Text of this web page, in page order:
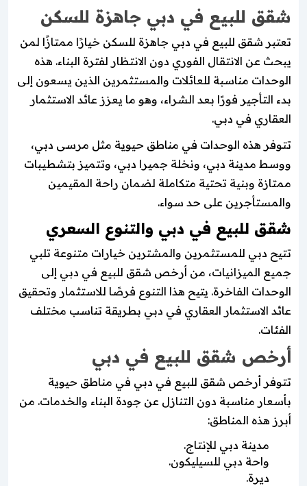
شقق للبيع في دبي جاهزة للسكن
تعتبر شقق للبيع في دبي جاهزة للسكن خيارًا ممتازًا لمن
يبحث عن الانتقال الفوري دون الانتظار لفترة البناء. هذه
الوحدات مناسبة للعائلات والمستثمرين الذين يسعون إلى
بدء التأجير فورًا بعد الشراء، وهو ما يعزز عائد الاستثمار
العقاري في دبي.
تتوفر هذه الوحدات في مناطق حيوية مثل مرسى دبي،
ووسط مدينة دبي، ونخلة جميرا دبي، وتتميز بتشطيبات
ممتازة وبنية تحتية متكاملة لضمان راحة المقيمين
والمستأجرين على حد سواء.
شقق للبيع في دبي والتنوع السعري
تتيح دبي للمستثمرين والمشترين خيارات متنوعة تلبي
جميع الميزانيات، من أرخص شقق للبيع في دبي إلى
الوحدات الفاخرة. يتيح هذا التنوع فرصًا للاستثمار وتحقيق
عائد الاستثمار العقاري في دبي بطريقة تناسب مختلف
الفئات.
أرخص شقق للبيع في دبي
تتوفر أرخص شقق للبيع في دبي في مناطق حيوية
بأسعار مناسبة دون التنازل عن جودة البناء والخدمات. من
أبرز هذه المناطق:
مدينة دبي للإنتاج.
واحة دبي للسيليكون.
ديرة.